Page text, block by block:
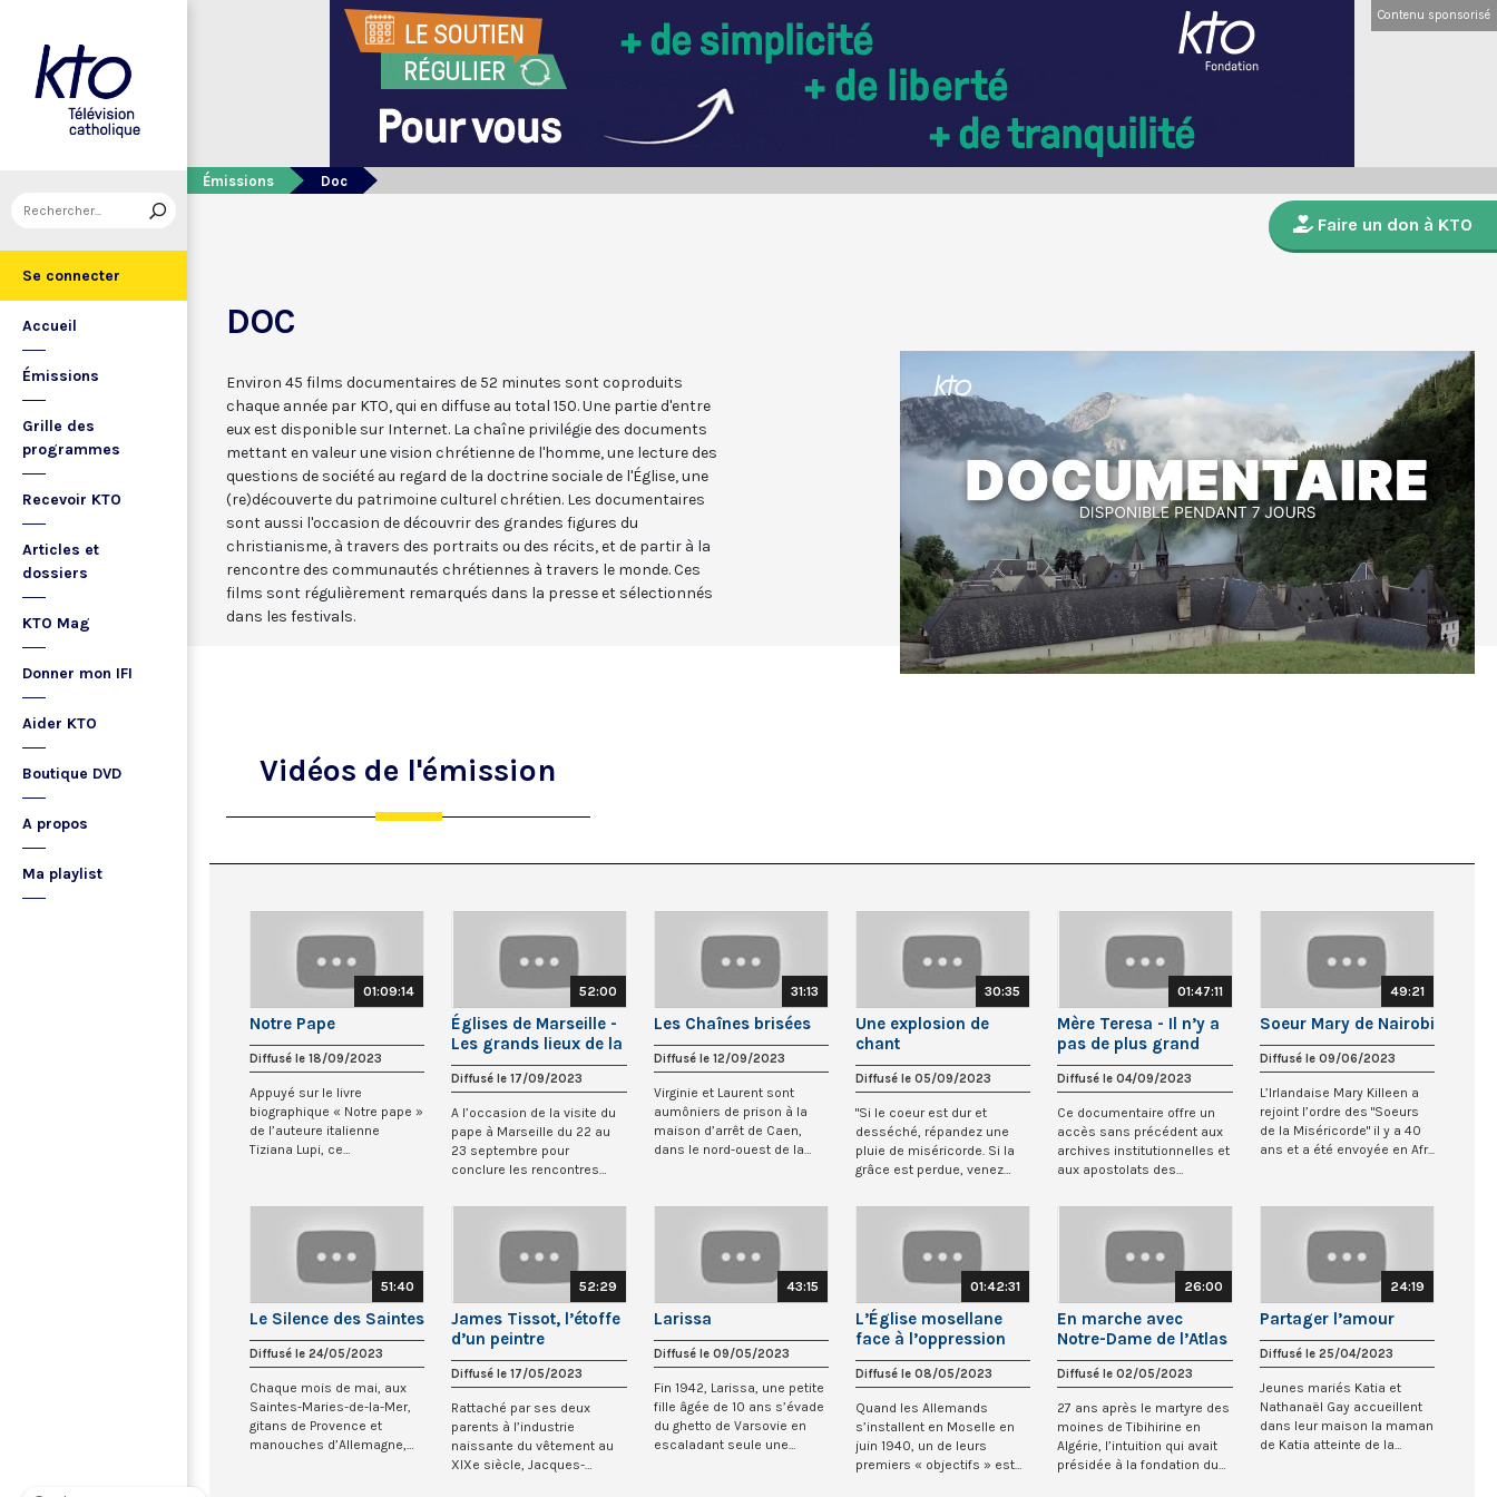
Se connecter
Accueil
Émissions
Grille des
programmes
Recevoir KTO
Articles et
dossiers
KTO Mag
Donner mon IFI
Aider KTO
Boutique DVD
A propos
Ma playlist
Contenu sponsorisé
Émissions Doc
Faire un don à KTO
DOC
Environ 45 films documentaires de 52 minutes sont coproduits
chaque année par KTO, qui en diffuse au total 150. Une partie d'entre
eux est disponible sur Internet. La chaîne privilégie des documents
mettant en valeur une vision chrétienne de l'homme, une lecture des
questions de société au regard de la doctrine sociale de l'Église, une
(re)découverte du patrimoine culturel chrétien. Les documentaires
sont aussi l'occasion de découvrir des grandes figures du
christianisme, à travers des portraits ou des récits, et de partir à la
rencontre des communautés chrétiennes à travers le monde. Ces
films sont régulièrement remarqués dans la presse et sélectionnés
dans les festivals.
Vidéos de l'émission
01:09:14
Notre Pape
Diffusé le 18/09/2023
Appuyé sur le livre
biographique « Notre pape »
de l’auteure italienne
Tiziana Lupi, ce
52:00
Églises de Marseille -
Les grands lieux de la
chrétienneté
Diffusé le 17/09/2023
A l’occasion de la visite du
pape à Marseille du 22 au
23 septembre pour
conclure les rencontres
31:13
Les Chaînes brisées
Diffusé le 12/09/2023
Virginie et Laurent sont
aumôniers de prison à la
maison d’arrêt de Caen,
dans le nord-ouest de la
30:35
Une explosion de
chant
Diffusé le 05/09/2023
"Si le coeur est dur et
desséché, répandez une
pluie de miséricorde. Si la
grâce est perdue, venez
01:47:11
Mère Teresa - Il n’y a
pas de plus grand
amour
Diffusé le 04/09/2023
Ce documentaire offre un
accès sans précédent aux
archives institutionnelles et
aux apostolats des
49:21
Soeur Mary de Nairobi
Diffusé le 09/06/2023
L’Irlandaise Mary Killeen a
rejoint l’ordre des "Soeurs
de la Miséricorde" il y a 40
ans et a été envoyée en Afr...
51:40
Le Silence des Saintes
Diffusé le 24/05/2023
Chaque mois de mai, aux
Saintes-Maries-de-la-Mer,
gitans de Provence et
manouches d’Allemagne,
52:29
James Tissot, l’étoffe
d’un peintre
Diffusé le 17/05/2023
Rattaché par ses deux
parents à l’industrie
naissante du vêtement au
XIXe siècle, Jacques-
43:15
Larissa
Diffusé le 09/05/2023
Fin 1942, Larissa, une petite
fille âgée de 10 ans s’évade
du ghetto de Varsovie en
escaladant seule une
01:42:31
L’Église mosellane
face à l’oppression
nazie
Diffusé le 08/05/2023
Quand les Allemands
s’installent en Moselle en
juin 1940, un de leurs
premiers « objectifs » est
26:00
En marche avec
Notre-Dame de l’Atlas
Diffusé le 02/05/2023
27 ans après le martyre des
moines de Tibihirine en
Algérie, l’intuition qui avait
présidée à la fondation du
24:19
Partager l’amour
Diffusé le 25/04/2023
Jeunes mariés Katia et
Nathanaël Gay accueillent
dans leur maison la maman
de Katia atteinte de la